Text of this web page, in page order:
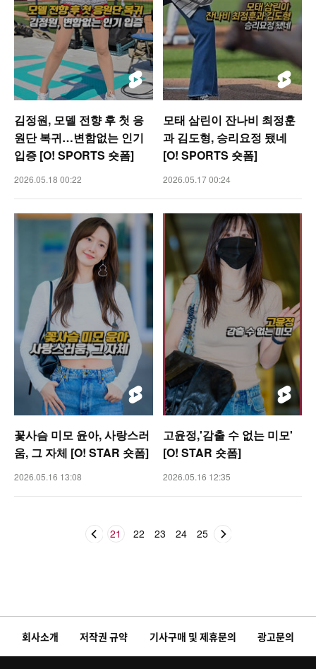
김정원, 모델 전향 후 첫 응
원단 복귀…변함없는 인기
입증 [O! SPORTS 숏폼]
2026.05.18 00:22
모태 삼린이 잔나비 최정훈
과 김도형, 승리요정 됐네
[O! SPORTS 숏폼]
2026.05.17 00:24
꽃사슴 미모 윤아, 사랑스러
움, 그 자체 [O! STAR 숏폼]
2026.05.16 13:08
고윤정,'감출 수 없는 미모'
[O! STAR 숏폼]
2026.05.16 12:35
21 22 23 24 25
회사소개 저작권 규약 기사구매 및 제휴문의 광고문의